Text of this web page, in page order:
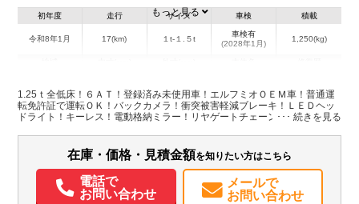
初年度
令和8年1月
走行
17(km)
サイズ
１t-１.５t
車検
車検有
(2028年1月)
積載
1,250(kg)
埼玉県
W:1,610
H:380
W:1,690
H:1,960
無
パワステ パワーウィンドウ ABS エアバッグ
集中ドアロック
電動格納ミラー
バックモニター
取扱説明書（一部含む）
メンテナンスノート（保証書）
もっと見る
1.25ｔ全低床！６ＡＴ！登録済み未使用車！エルフミオＯＥＭ車！普通運
転免許証で運転ＯＫ！バックカメラ！衝突被害軽減ブレーキ！ＬＥＤヘッ
ドライト！キーレス！電動格納ミラー！リヤゲートチェーン！Bluetooth連
在庫・価格・見積金額を知りたい方はこちら
電話で
お問い合わせ
メールで
お問い合わせ